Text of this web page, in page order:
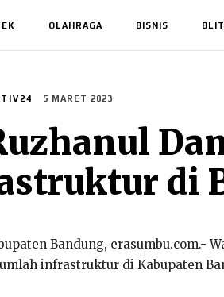
OLAHRAGA BISNIS
5 MARET 2023
di
Bandung, erasumbu.com.-
infrastruktur di Kabupaten